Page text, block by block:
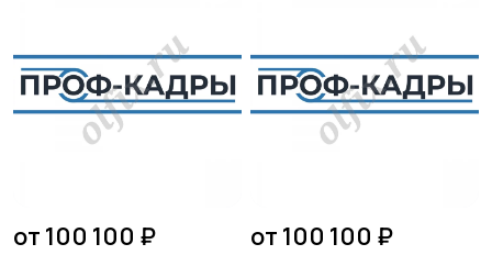
от 100 100 ₽ от 100 100 ₽